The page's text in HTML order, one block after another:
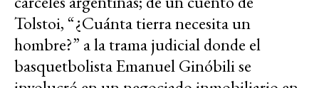
Tolstoi, “¿Cuánta tierra necesita un
hombre?” a la trama judicial donde el
basquetbolista Emanuel Ginóbili se